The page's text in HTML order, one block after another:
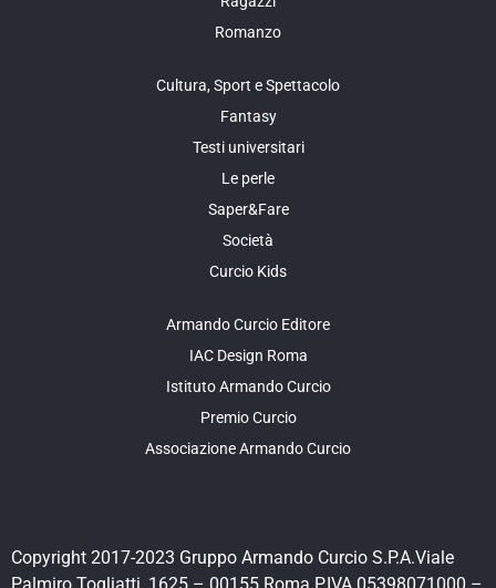
Romanzo
Cultura, Sport e Spettacolo
Fantasy
Testi universitari
Le perle
Saper&Fare
Società
Curcio Kids
Armando Curcio Editore
IAC Design Roma
Istituto Armando Curcio
Premio Curcio
Associazione Armando Curcio
Copyright 2017-2023 Gruppo Armando Curcio S.P.A.Viale